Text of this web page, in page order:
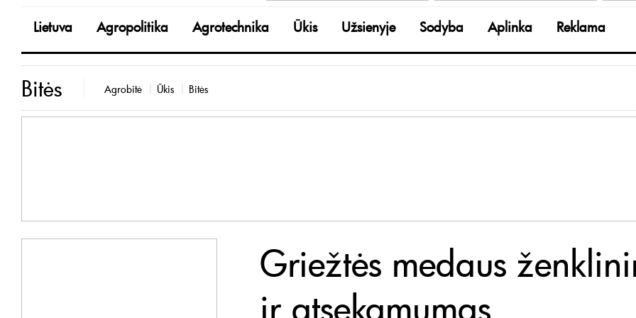
Lietuva Agropolitika Agrotechnika Ūkis Užsienyje Sodyba Aplinka Reklama
Bitės Agrobitė Ūkis Bitės
Griežtės medaus
ir atsekamumas